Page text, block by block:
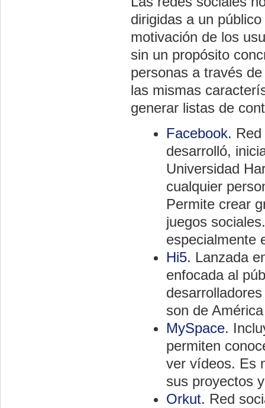
dirigidas a un
motivación de los
sin un propósito
personas a través
las mismas
generar listas de
Facebook.
desarrolló,
Universidad
cualquier
Permite crear
juegos
especialmente
Hi5. Lanzada
enfocada al
son de
MySpace.
permiten
ver vídeos. Es
sus proyectos
Orkut. Red